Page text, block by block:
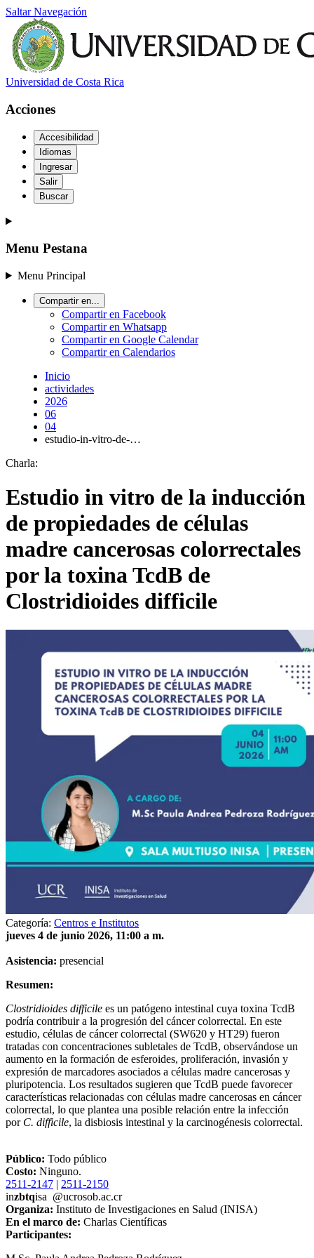
Saltar Navegación
Universidad de Costa Rica
Acciones
Accesibilidad
Idiomas
Ingresar
Salir
Buscar
Menu Pestana
Menu Principal
Compartir en...
Compartir en Facebook
Compartir en Whatsapp
Compartir en Google Calendar
Compartir en Calendarios
Inicio
actividades
2026
06
04
estudio-in-vitro-de-…
Charla:
Estudio in vitro de la inducción
de propiedades de células
madre cancerosas colorrectales
por la toxina TcdB de
Clostridioides difficile
Categoría: Centros e Institutos
jueves 4 de junio 2026, 11:00 a m.
Asistencia: presencial
Resumen:
Clostridioides difficile es un patógeno intestinal cuya toxina TcdB
podría contribuir a la progresión del cáncer colorrectal. En este
estudio, células de cáncer colorrectal (SW620 y HT29) fueron
tratadas con concentraciones subletales de TcdB, observándose un
aumento en la formación de esferoides, proliferación, invasión y
expresión de marcadores asociados a células madre cancerosas y
pluripotencia. Los resultados sugieren que TcdB puede favorecer
características relacionadas con células madre cancerosas en cáncer
colorrectal, lo que plantea una posible relación entre la infección
por C. difficile, la disbiosis intestinal y la carcinogénesis colorrectal.
Público: Todo público
Costo: Ninguno.
2511-2147 | 2511-2150
inzbtqisa @ucrosob.ac.cr
Organiza: Instituto de Investigaciones en Salud (INISA)
En el marco de: Charlas Científicas
Participantes: